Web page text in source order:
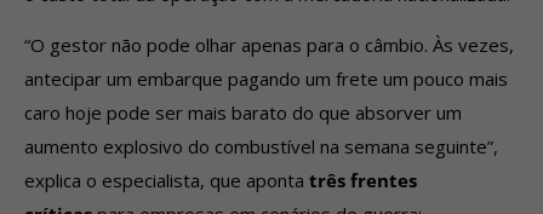
“O gestor não pode olhar apenas para o câmbio. Às vezes,
antecipar um embarque pagando um frete um pouco mais
caro hoje pode ser mais barato do que absorver um
aumento explosivo do combustível na semana seguinte”,
explica o especialista, que aponta três frentes